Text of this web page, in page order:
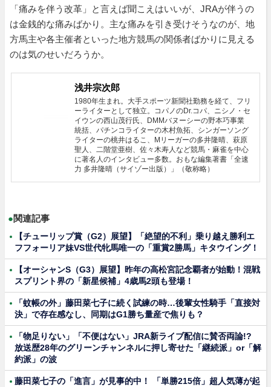
「痛みを伴う改革」と言えば聞こえはいいが、JRAが伴うの
は金銭的な痛みばかり。主な痛みを引き受けそうなのが、地
方馬主や各主催者といった地方競馬の関係者ばかりに見える
のは気のせいだろうか。
浅井宗次郎
1980年生まれ。大手スポーツ新聞社勤務を経て、フリ
ーライターとして独立。コパノのDr.コパ、ニシノ・セ
イウンの西山茂行氏、DMMバヌーシーの野本巧事業
統括、パチンコライターの木村魚拓、シンガーソング
ライターの桃井はるこ、Mリーガーの多井隆晴、萩原
聖人、二階堂亜樹、佐々木寿人など競馬・麻雀を中心
に著名人のインタビュー多数。おもな編集著書「全速
力 多井隆晴（サイゾー出版）」（敬称略）
●関連記事
【チューリップ賞（G2）展望】「絶望的不利」乗り越え勝利エ
フフォーリア妹VS世代牝馬唯一の「重賞2勝馬」キタウイング！
【オーシャンS（G3）展望】昨年の高松宮記念覇者が始動！混戦
スプリント界の「新星候補」4歳馬2頭も登場！
「蚊帳の外」藤田菜七子に続く試練の時…後輩女性騎手「直接対
決」で存在感なし、同期はG1勝ち量産で焦りも？
「物足りない」「不便はない」JRA新ライブ配信に賛否両論!?
放送歴28年のグリーンチャンネルに押し寄せた「継続派」or「解
約派」の波
藤田菜七子の「進言」が見事的中！ 「単勝215倍」超人気薄が起